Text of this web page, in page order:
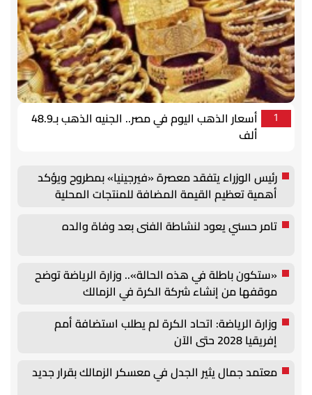
1
أسعار الذهب اليوم في مصر.. الجنيه الذهب بـ48.9
ألف
رئيس الوزراء يتفقد معصرة «فيرجينيا» بمطروح ويؤكد
أهمية تعظيم القيمة المضافة للمنتجات المحلية
تامر حسني يعود لنشاطة الفنى بعد وفاة والده
«ستكون باطلة في هذه الحالة».. وزارة الرياضة توضح
موقفها من إنشاء شركة الكرة في الزمالك
وزارة الرياضة: اتحاد الكرة لم يطلب استضافة أمم
إفريقيا 2028 حتى الآن
معتمد جمال يثير الجدل في معسكر الزمالك بقرار جديد